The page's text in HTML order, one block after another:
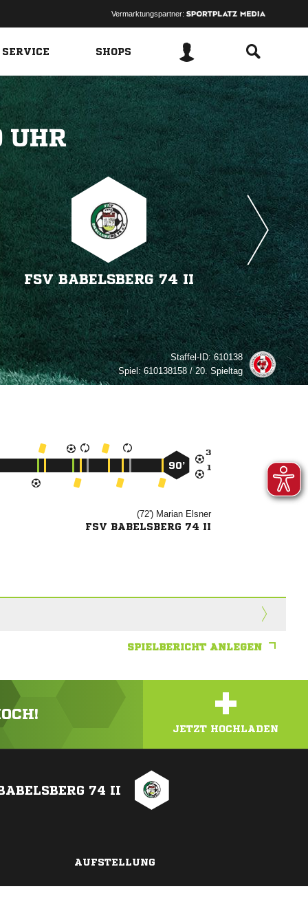
Vermarktungspartner:
SHOPS

FSV BABELSBERG 74 II
Staffel-ID:610138
Spiel:610138158 / 20. Spieltag


90’
(72')  
FSV BABELSBERG 74 II
SPIELBERICHT ANLEGEN
+
JETZT HOCHLADEN
74 II
AUFSTELLUNG